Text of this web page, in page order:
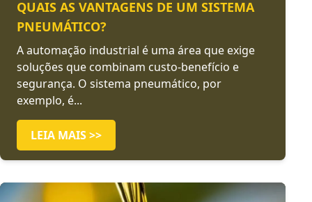
QUAIS AS VANTAGENS DE UM SISTEMA
PNEUMÁTICO?
A automação industrial é uma área que exige
soluções que combinam custo-benefício e
segurança. O sistema pneumático, por
exemplo, é...
LEIA MAIS >>